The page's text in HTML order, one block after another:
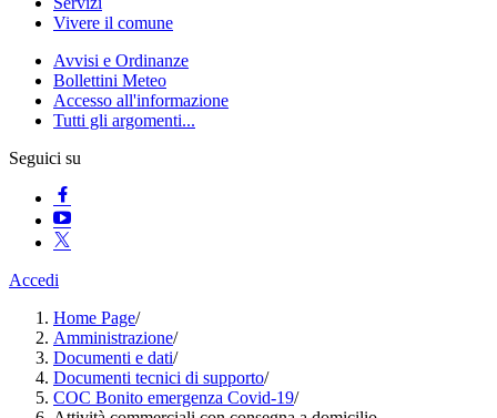
Vivere il comune
Avvisi e Ordinanze
Bollettini Meteo
Accesso all'informazione
Tutti gli argomenti...
Seguici su
Accedi
Home Page/
Amministrazione/
Documenti e dati/
Documenti tecnici di supporto/
COC Bonito emergenza Covid-19/